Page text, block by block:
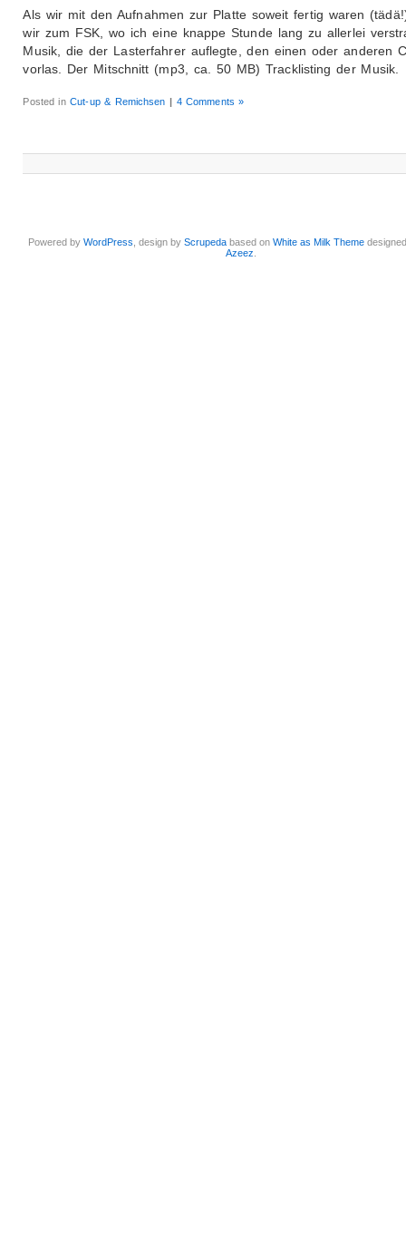
Als wir mit den Aufnahmen zur Platte soweit fertig waren
wir zum FSK, wo ich eine knappe Stunde lang zu allerlei
Musik, die der Lasterfahrer auflegte, den einen oder anderen
vorlas. Der Mitschnitt (mp3, ca. 50 MB) Tracklisting der Musik.
Posted inCut-up & Remichsen | 4 Comments »
Powered byWordPress , design byScrupeda based onWhite as Milk Theme
Azeez